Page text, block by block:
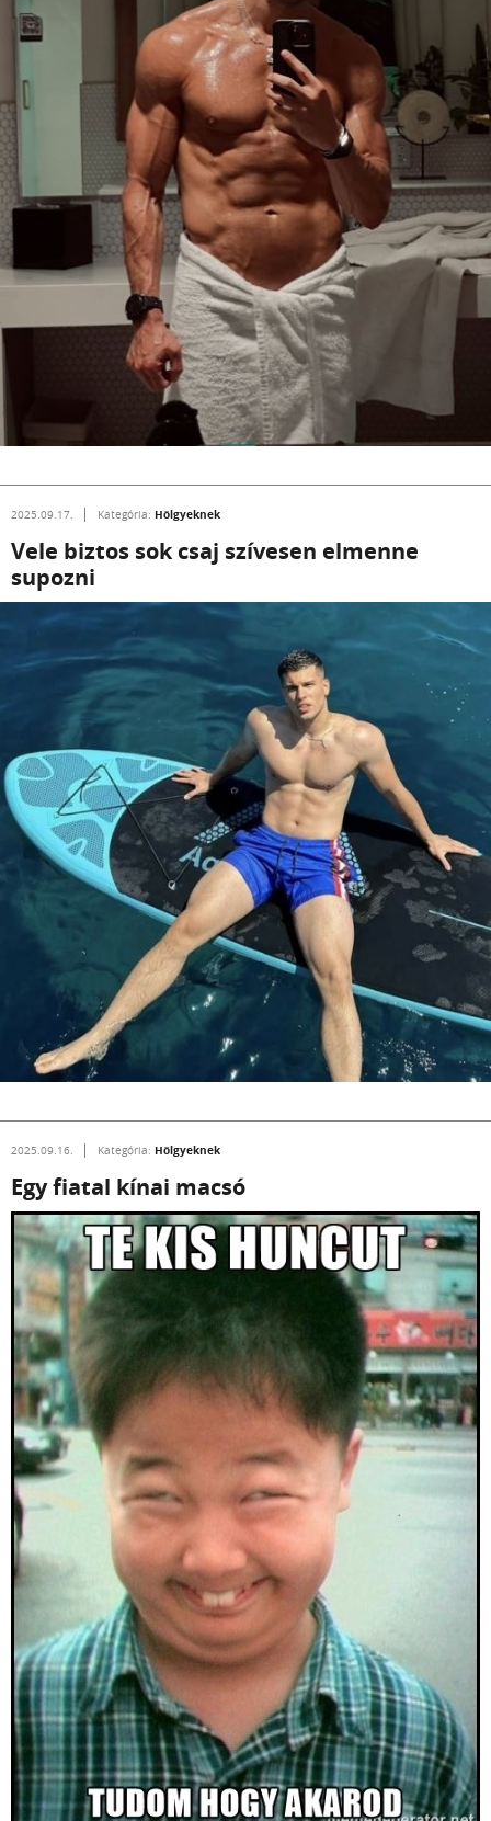
2025.09.17. Kategória: Hölgyeknek
Vele biztos sok csaj szívesen elmenne
supozni
2025.09.16. Kategória: Hölgyeknek
Egy fiatal kínai macsó